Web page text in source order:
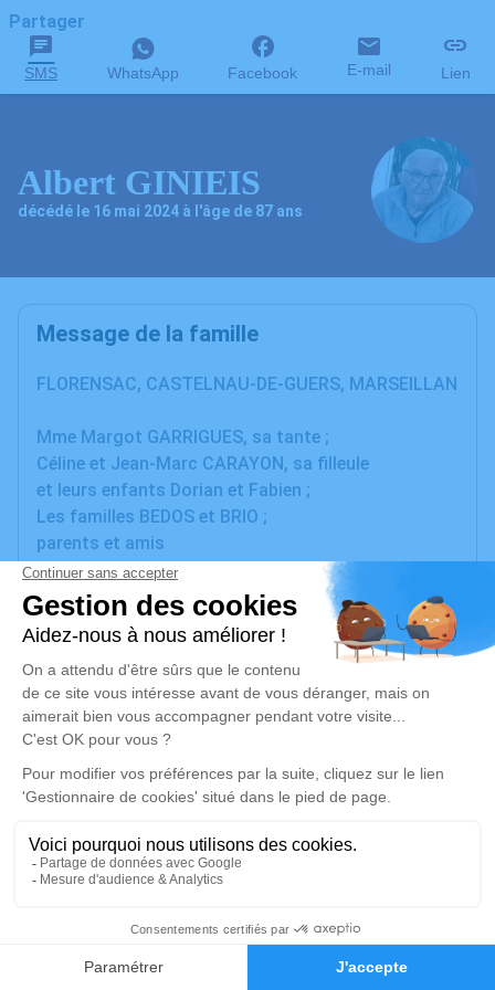
Faire-part Hommages
Partager
SMS WhatsApp Facebook E-mail Lien
Albert GINIEIS
décédé le 16 mai 2024 à l'âge de 87 ans
Message de la famille
FLORENSAC, CASTELNAU-DE-GUERS, MARSEILLAN
Mme Margot GARRIGUES, sa tante ;
Céline et Jean-Marc CARAYON, sa filleule
et leurs enfants Dorian et Fabien ;
Les familles BEDOS et BRIO ;
parents et amis
ont la tristesse de vous faire part du décès de
Monsieur Albert GINIEIS
survenu à l'âge de 87 ans.
La cérémonie religieuse aura lieu le mardi 21 mai
2024, à 10 h 30, en l'église de Florensac, suivie de
l'inhumation au cimetière de Florensac.
Céline tient à remercier le personnel de l'EHPAD les
Floréales de Pinet, pour sa gentillesse et son
dévouement.
Cet avis tient lieu de faire-part et de remerciements.
Un service de plantation d’arbre hommage est
disponible ici.
Je rends hommage